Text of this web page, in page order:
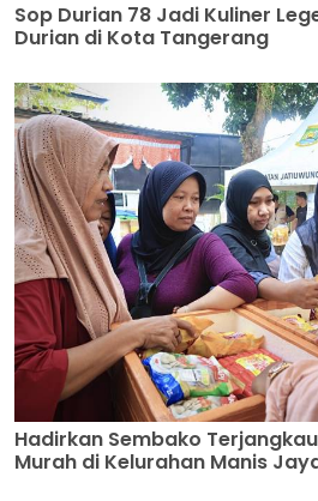
Sop Durian 78 Jadi Kuliner
Durian di Kota Tangerang
Hadirkan Sembako
Murah di Kelurahan Manis